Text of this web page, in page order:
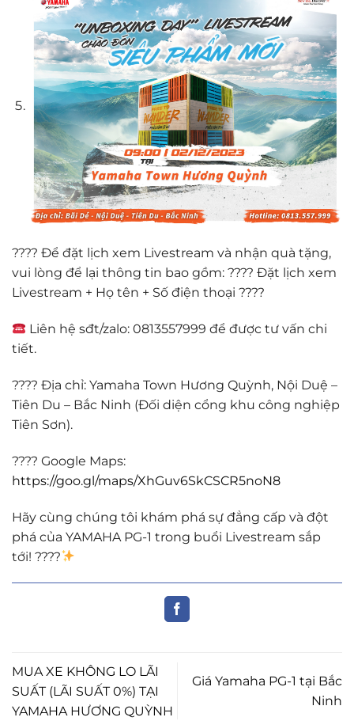
???? Để đặt lịch xem Livestream và nhận quà tặng,
vui lòng để lại thông tin bao gồm: ???? Đặt lịch xem
Livestream + Họ tên + Số điện thoại ????
Liên hệ sđt/zalo: 0813557999 để được tư vấn chi
tiết.
???? Địa chỉ: Yamaha Town Hương Quỳnh, Nội Duệ –
Tiên Du – Bắc Ninh (Đối diện cổng khu công nghiệp
Tiên Sơn).
????️ Google Maps:
https://goo.gl/maps/XhGuv6SkCSCR5noN8
Hãy cùng chúng tôi khám phá sự đẳng cấp và đột
phá của YAMAHA PG-1 trong buổi Livestream sắp
tới! ????
MUA XE KHÔNG LO LÃI
SUẤT (LÃI SUẤT 0%) TẠI
YAMAHA HƯƠNG QUỲNH
Giá Yamaha PG-1 tại Bắc
Ninh